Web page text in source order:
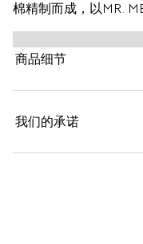
棉精制而成，以MR.
品为特色。
商品细节
我们的承诺